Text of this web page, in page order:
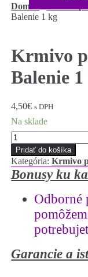
Domov
Balenie 1 kg
Krmivo
Balenie
4,50€ s DPH
Na sklade
množstvo
Krmivo
pre
jesetery
9
Pridať do košíka
Kategória:Krmivo
Bonusy ku
Odborné
Garancie a